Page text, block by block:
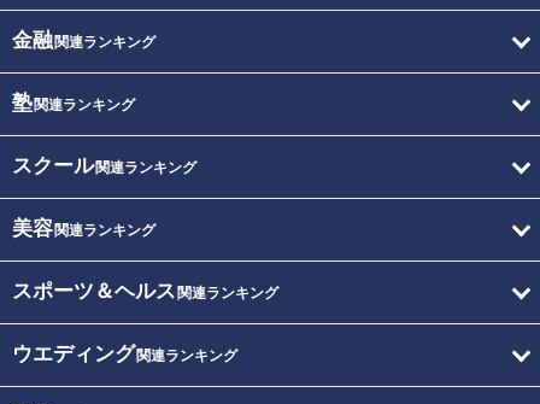
金融関連ランキング
塾関連ランキング
スクール関連ランキング
美容関連ランキング
スポーツ＆ヘルス 関連ランキング
ウエディング関連ランキング